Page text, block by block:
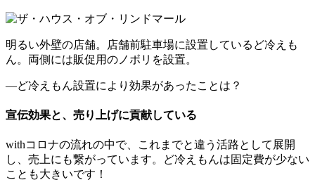
明るい外壁の店舗。店舗前駐車場に設置しているど冷えも
ん。両側には販促用のノボリを設置。
―ど冷えもん設置により効果があったことは？
宣伝効果と、売り上げに貢献している
withコロナの流れの中で、これまでと違う活路として展開
し、売上にも繋がっています。ど冷えもんは固定費が少ない
ことも大きいです！